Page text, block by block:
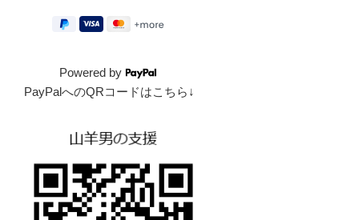
Powered by
PayPalへのQRコードはこちら↓